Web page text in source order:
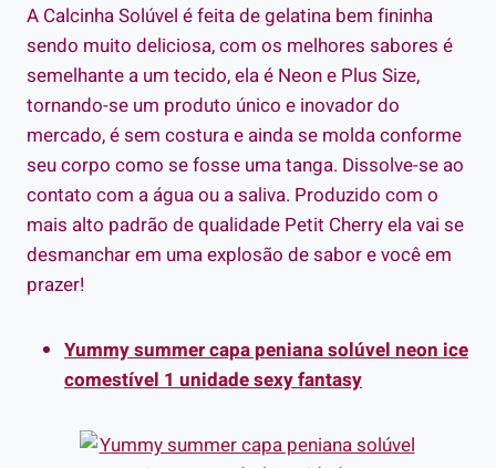
A Calcinha Solúvel é feita de gelatina bem fininha
sendo muito deliciosa, com os melhores sabores é
semelhante a um tecido, ela é Neon e Plus Size,
tornando-se um produto único e inovador do
mercado, é sem costura e ainda se molda conforme
seu corpo como se fosse uma tanga. Dissolve-se ao
contato com a água ou a saliva. Produzido com o
mais alto padrão de qualidade Petit Cherry ela vai se
desmanchar em uma explosão de sabor e você em
prazer!
Yummy summer capa peniana solúvel neon ice
comestível 1 unidade sexy fantasy